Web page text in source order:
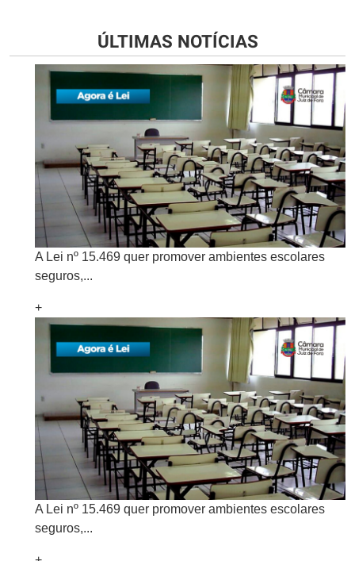
ÚLTIMAS NOTÍCIAS
A Lei nº 15.469 quer promover ambientes escolares
seguros,...
+
A Lei nº 15.469 quer promover ambientes escolares
seguros,...